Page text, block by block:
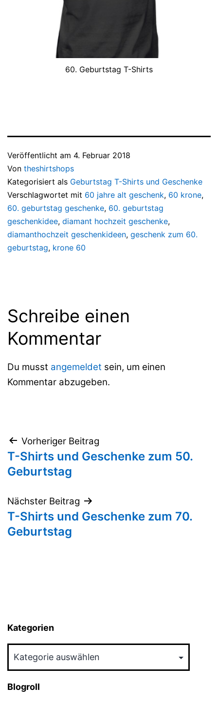
60. Geburtstag T-Shirts
Veröffentlicht am 4. Februar 2018
Von theshirtshops
Kategorisiert als Geburtstag T-Shirts und Geschenke
Verschlagwortet mit 60 jahre alt geschenk, 60 krone,
60. geburtstag geschenke, 60. geburtstag
geschenkidee, diamant hochzeit geschenke,
diamanthochzeit geschenkideen, geschenk zum 60.
geburtstag, krone 60
Schreibe einen
Kommentar
Du musst angemeldet sein, um einen
Kommentar abzugeben.
Beitragsnavigation
Vorheriger Beitrag
T-Shirts und Geschenke zum 50.
Geburtstag
Nächster Beitrag
T-Shirts und Geschenke zum 70.
Geburtstag
Kategorien
Blogroll